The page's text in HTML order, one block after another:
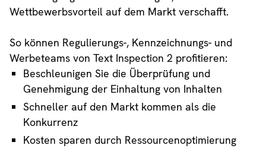
Wettbewerbsvorteil auf dem Markt verschafft.
So können Regulierungs-, Kennzeichnungs- und
Werbeteams von Text Inspection 2 profitieren:
Beschleunigen Sie die Überprüfung und
Genehmigung der Einhaltung von Inhalten
Schneller auf den Markt kommen als die
Konkurrenz
Kosten sparen durch Ressourcenoptimierung